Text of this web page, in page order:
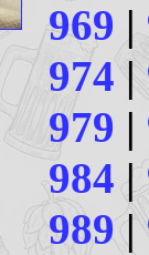
969 |
974|
979 |
984 |
989|